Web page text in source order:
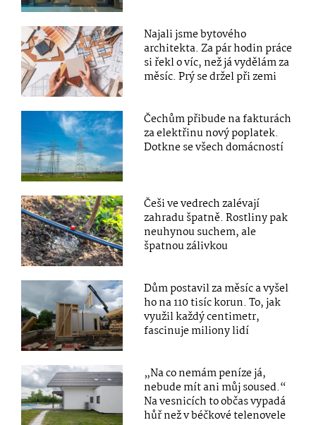
Najali jsme bytového
architekta. Za pár hodin práce
si řekl o víc, než já vydělám za
měsíc. Prý se držel při zemi
Čechům přibude na fakturách
za elektřinu nový poplatek.
Dotkne se všech domácností
Češi ve vedrech zalévají
zahradu špatně. Rostliny pak
neuhynou suchem, ale
špatnou zálivkou
Dům postavil za měsíc a vyšel
ho na 110 tisíc korun. To, jak
využil každý centimetr,
fascinuje miliony lidí
„Na co nemám peníze já,
nebude mít ani můj soused.“
Na vesnicích to občas vypadá
hůř než v béčkové telenovele